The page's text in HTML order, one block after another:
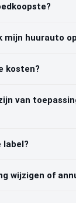
mijn huurauto
kosten?
van
label?
wijzigen of